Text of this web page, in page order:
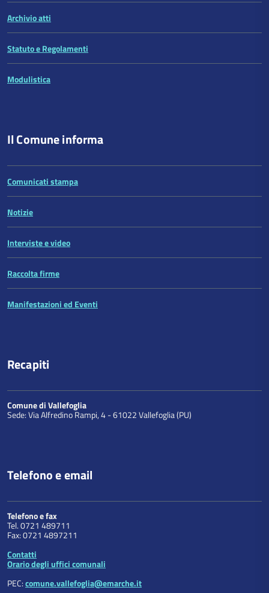
Archivio atti
Statuto e Regolamenti
Modulistica
Il Comune informa
Comunicati stampa
Notizie
Interviste e video
Raccolta firme
Manifestazioni ed Eventi
Recapiti
Comune di Vallefoglia
Sede: Via Alfredino Rampi, 4 - 61022 Vallefoglia (PU)
Telefono e email
Telefono e fax
Tel. 0721 489711
Fax: 0721 4897211
Contatti
Orario degli uffici comunali
PEC:comune.vallefoglia@emarche.it